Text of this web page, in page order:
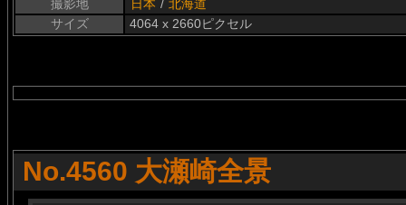
撮影地
日本 / 北海道
サイズ
4064 x 2660ピクセル
No.4560 大瀬崎全景